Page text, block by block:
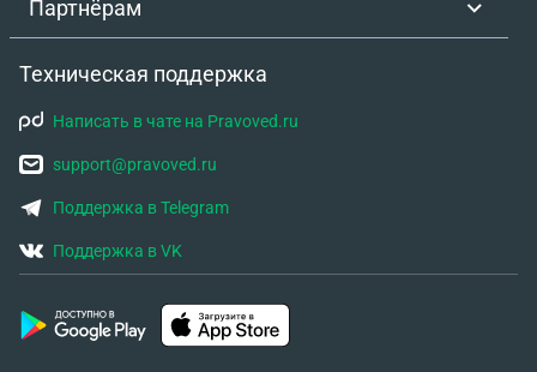
Партнёрам
Техническая поддержка
Написать в чате на Pravoved.ru
support@pravoved.ru
Поддержка в Telegram
Поддержка в VK